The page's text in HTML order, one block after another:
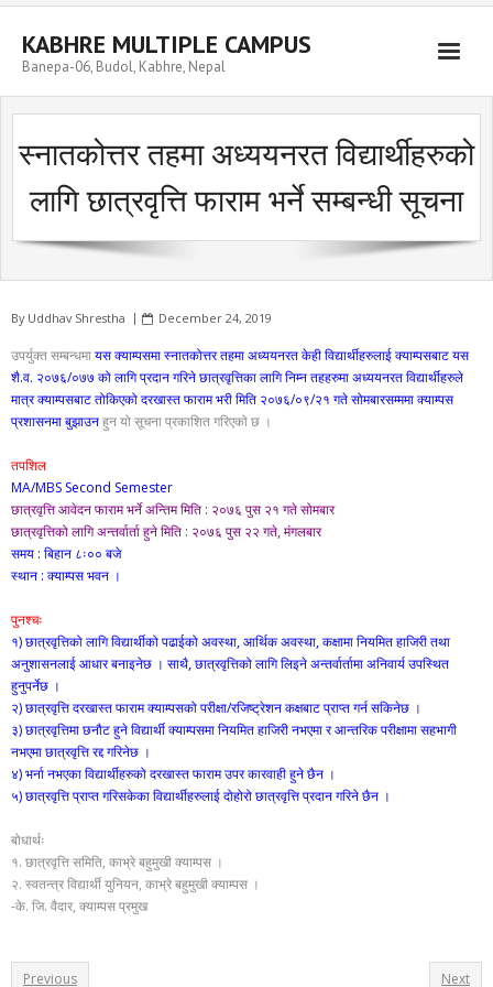
Skip
contentKABHRE MULTIPLE CAMPUS
Banepa-06, Budol, Kabhre, Nepal
स्नातकोत्तर तहमा अध्ययनरत विद्यार्थीहरुको
लागि छात्रवृत्ति फाराम भर्ने सम्बन्धी सूचना
By Uddhav Shrestha December 24, 2019
उपर्युक्त सम्बन्धमायस क्याम्पसमा स्नातकोत्तर तहमा अध्ययनरत केही विद्यार्थीहरुलाई क्याम्पसबाट यस
शै.व. २०७६/०७७ को लागि प्रदान गरिने छात्रवृत्तिका लागि निम्न तहहरुमा अध्ययनरत विद्यार्थीहरुले
मात्र क्याम्पसबाट तोकिएको दरखास्त फाराम भरी मिति २०७६/०९/२१ गते सोमबारसम्ममा क्याम्पस
प्रशासनमा बुझाउनहुन यो सूचना प्रकाशित गरिएको छ ।
तपशिल
MA/MBS Second Semester
छात्रवृत्ति आवेदन फाराम भर्ने अन्तिम मिति : २०७६ पुस २१ गते सोमबार
छात्रवृत्तिको लागि अन्तर्वार्ता हुने मिति : २०७६ पुस २२ गते, मंगलबार
समय : बिहान ८ः०० बजे
स्थान : क्याम्पस भवन ।
पुनश्चः
१) छात्रवृत्तिको लागि विद्यार्थीको पढाईको अवस्था, आर्थिक अवस्था, कक्षामा नियमित हाजिरी तथा
अनुशासनलाई आधार बनाइनेछ । साथै, छात्रवृत्तिको लागि लिइने अन्तर्वार्तामा अनिवार्य उपस्थित
हुनुपर्नेछ ।
२) छात्रवृत्ति दरखास्त फाराम क्याम्पसको परीक्षा/रजिष्ट्रेशन कक्षबाट प्राप्त गर्न सकिनेछ ।
३) छात्रवृत्तिमा छनौट हुने विद्यार्थी क्याम्पसमा नियमित हाजिरी नभएमा र आन्तरिक परीक्षामा सहभागी
नभएमा छात्रवृत्ति रद्द गरिनेछ ।
४) भर्ना नभएका विद्यार्थीहरुको दरखास्त फाराम उपर कारवाही हुने छैन ।
५) छात्रवृत्ति प्राप्त गरिसकेका विद्यार्थीहरुलाई दोहोरो छात्रवृत्ति प्रदान गरिने छैन ।
बोधार्थः
१. छात्रवृत्ति समिति, काभ्रे बहुमुखी क्याम्पस ।
२. स्वतन्त्र विद्यार्थी युनियन, काभ्रे बहुमुखी क्याम्पस ।
-के. जि. वैदार, क्याम्पस प्रमुख
Previous Next